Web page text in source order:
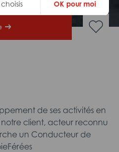
OK pour moi
de ses activités en
client, acteur reconnu
un Conducteur de